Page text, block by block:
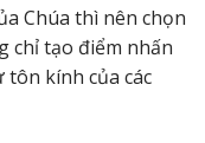
Chúa thì nên chọn
chỉ tạo điểm nhấn
kính của các